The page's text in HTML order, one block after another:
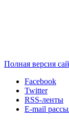
Полная версия
Facebook
Twitter
RSS-ленты
E-mail